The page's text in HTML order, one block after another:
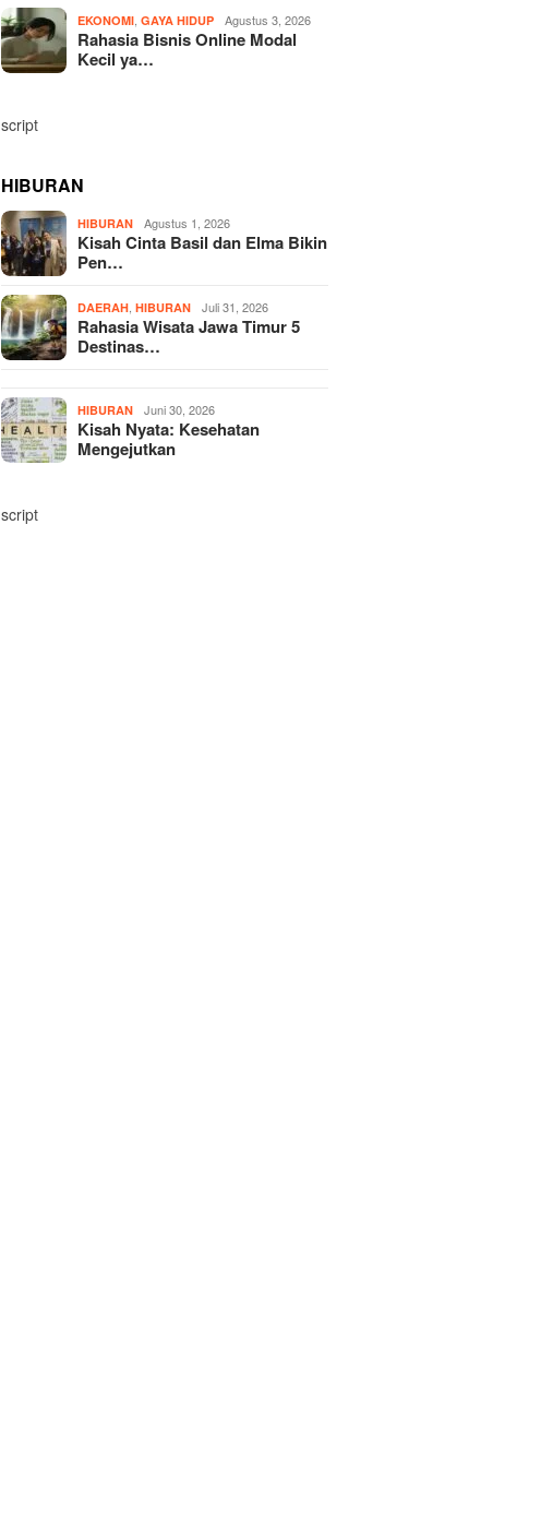
EKONOMI ,GAYA HIDUP Agustus 3, 2026
Rahasia Bisnis Online Modal
Kecil ya…
script
HIBURAN
HIBURAN Agustus 1, 2026
Kisah Cinta Basil dan Elma Bikin
Pen…
DAERAH ,HIBURAN Juli 31, 2026
Rahasia Wisata Jawa Timur 5
Destinas…
HIBURAN Juni 30, 2026
Kisah Nyata: Kesehatan
Mengejutkan
script